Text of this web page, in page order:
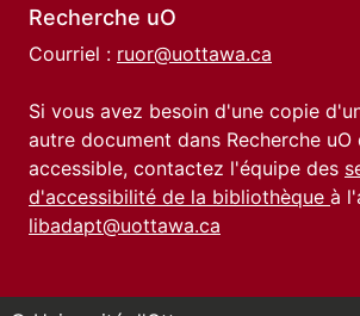
Recherche uO
Courriel : ruor@uottawa.ca
Si vous avez besoin d'une copie
autre document dans Recherche
accessible, contactez l'équipe des
d'accessibilité de la bibliothèque à
libadapt@uottawa.ca